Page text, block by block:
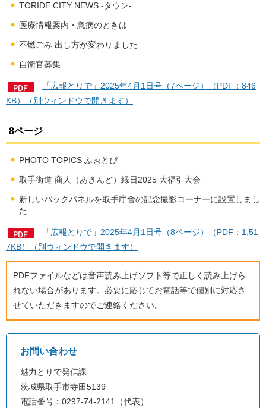
TORIDE CITY NEWS -タウン-
医療情報案内・急病のときは
不燃ごみ 出し方が変わりました
自衛官募集
「広報とりで」2025年4月1日号（7ページ）（PDF：846
KB）（別ウィンドウで開きます）
8ページ
PHOTO TOPICS ふぉとぴ
取手街道 商人（あきんど）縁日2025 大福引大会
新しいバックパネルを取手庁舎の記念撮影コーナーに設置しまし
た
「広報とりで」2025年4月1日号（8ページ）（PDF：1,51
7KB）（別ウィンドウで開きます）
PDFファイルなどは音声読み上げソフト等で正しく読み上げら
れない場合があります。必要に応じてお電話等で個別に対応さ
せていただきますのでご連絡ください。
お問い合わせ
魅力とりで発信課
茨城県取手市寺田5139
電話番号：0297-74-2141（代表）